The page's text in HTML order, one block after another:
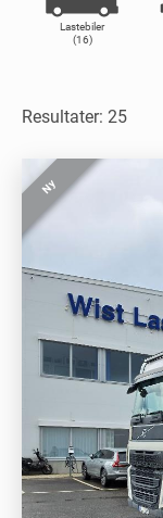
Lastebiler
(16)
Resultater: 25
Ny